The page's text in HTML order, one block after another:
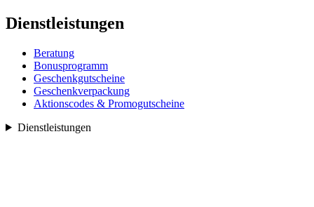
Dienstleistungen
Beratung
Bonusprogramm
Geschenkgutscheine
Geschenkverpackung
Aktionscodes & Promogutscheine
Dienstleistungen